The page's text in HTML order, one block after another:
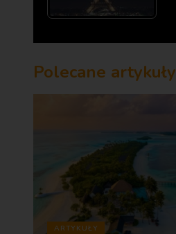
Polecane artykuły
ARTYKUŁY